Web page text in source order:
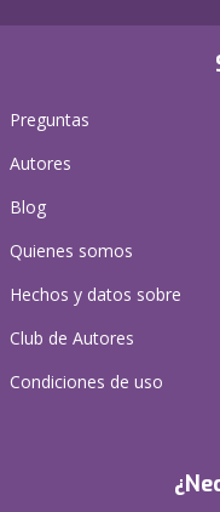
Preguntas
Autores
Blog
Quienes somos
Hechos y datos sobre
Club de Autores
Condiciones de uso